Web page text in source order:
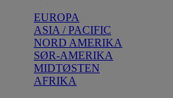
EUROPA
ASIA / PACIFIC
NORD AMERIKA
SØR-AMERIKA
MIDTØSTEN
AFRIKA